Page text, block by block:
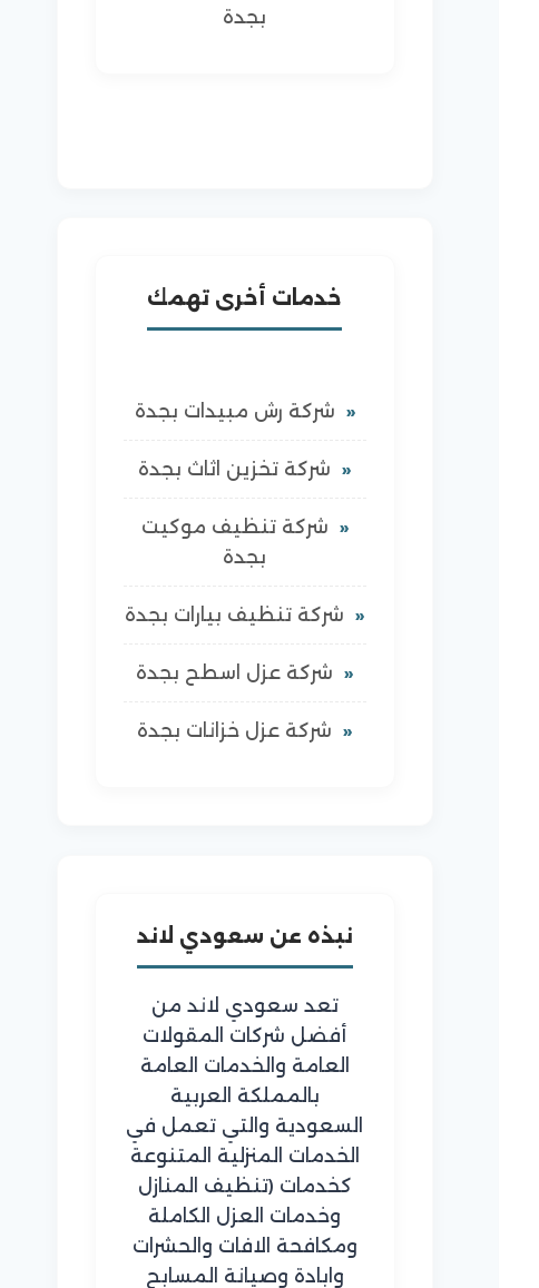
بجدة
خدمات أخرى تهمك
شركة رش مبيدات بجدة
شركة تخزين اثاث بجدة
شركة تنظيف موكيت
بجدة
شركة تنظيف بيارات بجدة
شركة عزل اسطح بجدة
شركة عزل خزانات بجدة
نبذه عن سعودي لاند
تعد سعودي لاند من
أفضل شركات المقولات
العامة والخدمات العامة
بالمملكة العربية
السعودية والتي تعمل في
الخدمات المنزلية المتنوعة
كخدمات (تنظيف المنازل
وخدمات العزل الكاملة
ومكافحة الافات والحشرات
وابادة وصيانة المسابح